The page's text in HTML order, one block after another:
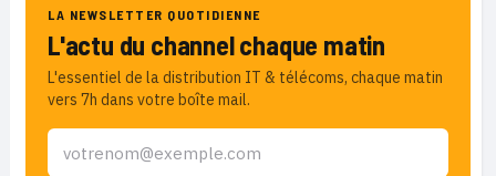
LA NEWSLETTER QUOTIDIENNE
L'actu du channel chaque matin
L'essentiel de la distribution IT & télécoms, chaque matin
vers 7h dans votre boîte mail.